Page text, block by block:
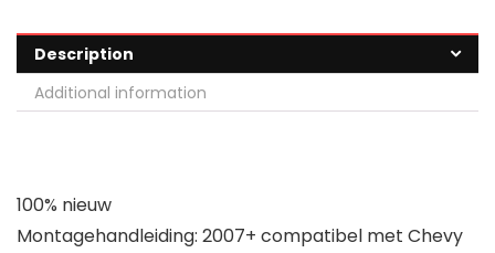
Description
Additional information
100% nieuw
Montagehandleiding: 2007+ compatibel met Chevy